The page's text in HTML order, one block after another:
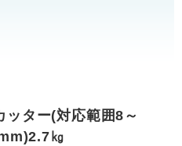
ター(対応範囲8～
㎏